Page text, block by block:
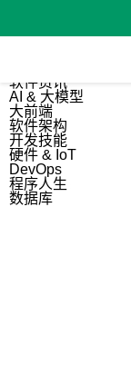
软件资讯
AI & 大模型
大前端
软件架构
开发技能
硬件 & IoT
DevOps
程序人生
数据库